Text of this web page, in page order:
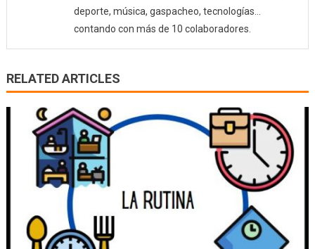
deporte, música, gaspacheo, tecnologías…
contando con más de 10 colaboradores.
RELATED ARTICLES